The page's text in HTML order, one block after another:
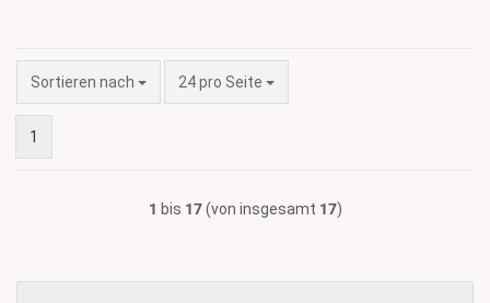
Sortieren nach
Sortieren nach 24 pro Seite
pro Seite
1
1 bis 17(von insgesamt 17)